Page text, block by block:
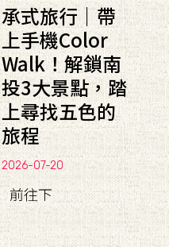
承式旅行｜帶
上手機Color
Walk！解鎖南
投3大景點，踏
上尋找五色的
旅程
2026-07-20
前往下